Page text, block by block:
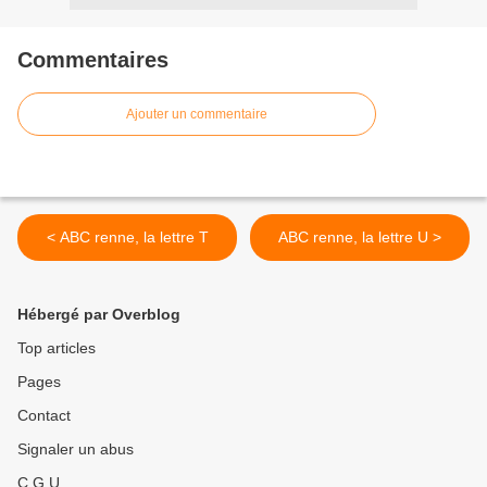
Commentaires
Ajouter un commentaire
< ABC renne, la lettre T ABC renne, la lettre U >
Hébergé par Overblog
Top articles
Pages
Contact
Signaler un abus
C.G.U.